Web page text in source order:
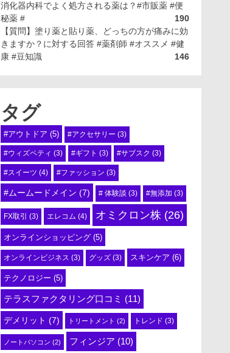
消化器内科でよく処方される薬は？#市販薬 #便
秘薬 #
190
【質問】塗り薬と貼り薬、どっちの方が痛みに効
きますか？に対する回答 #薬剤師 #オススメ #健
康 #豆知識
146
タグ
#アウトドア (5) #アクセサリー (3)
#ウィズペティ (3) #ギフト (3) #サブスク (3)
#スイーツ (4) #ファッション (3)
#ムームードメイン (7) # 体験談 (3) #無添加 (3)
FX取引 (3) エレコム (4) オミクロン株 (26)
オンラインショッピング (5)
オンラインビジネス (3) グッズ (3) スキンケア (6)
テクノロジー (5)
テラスファクタリング口コミ (11)
デメリット (7) トリートメント (2) トレンド (3)
ノートパソコン (2) フィンジア (10)